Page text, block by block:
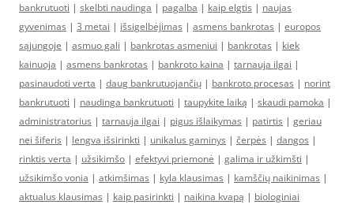
bankrutuoti | skelbti naudinga | pagalba | kaip elgtis | naujas
gyvenimas | 3 metai | išsigelbėjimas | asmens bankrotas | europos
sąjungoje | asmuo gali | bankrotas asmeniui | bankrotas | kiek
kainuoja | asmens bankrotas | bankroto kaina | tarnauja ilgai |
pasinaudoti verta | daug bankrutuojančių | bankroto procesas | norint
bankrutuoti | naudinga bankrutuoti | taupykite laiką | skaudi pamoka |
administratorius | tarnauja ilgai | pigus išlaikymas | patirtis | geriau
nei šiferis | lengva išsirinkti | unikalus gaminys | čerpės | dangos |
rinktis verta | užsikimšo | efektyvi priemonė | galima ir užkimšti |
užsikimšo vonia | atkimšimas | kyla klausimas | kamščių naikinimas |
aktualus klausimas | kaip pasirinkti | naikina kvapą | biologiniai